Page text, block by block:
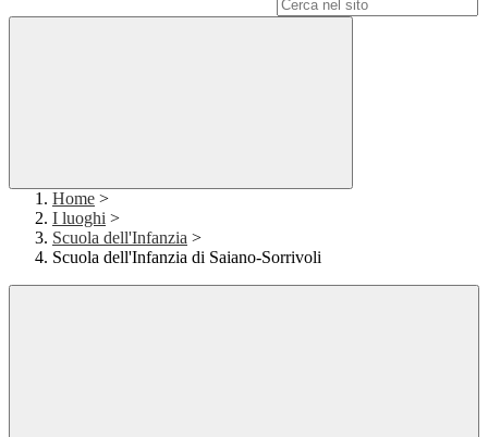
Home >
I luoghi >
Scuola dell'Infanzia >
Scuola dell'Infanzia di Saiano-Sorrivoli